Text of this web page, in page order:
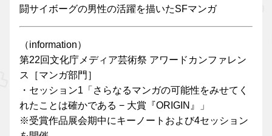
闘サイボーグの男性の活躍を描いたSFマンガ
（information）
第22回文化庁メディア芸術祭 アワードカンファレン
ス［マンガ部門］
・セッション1「さらなるマンガの可能性をみせてく
れたことは確かである − 大賞『ORIGIN』」
※受賞作品展会期中にキーノートおよび4セッション